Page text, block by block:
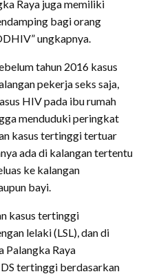
Raya juga memiliki
bagi orang
ungkapnya.
tahun 2016 kasus
pekerja seks saja,
HIV pada ibu rumah
menduduki peringkat
kasus tertinggi tertuar
ada di kalangan tertentu
ke kalangan
bayi.
kasus tertinggi
lelaki (LSL), dan di
Palangka Raya
tertinggi berdasarkan